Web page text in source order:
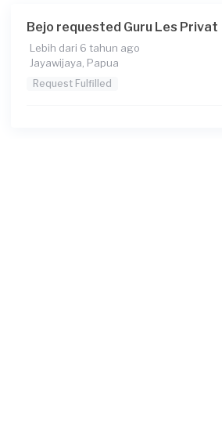
Bejo requested Guru Les Privat
Lebih dari 6 tahun ago
Jayawijaya, Papua
Request Fulfilled